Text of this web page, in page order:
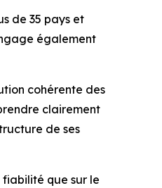
de 35 pays et
également
cohérente des
clairement
de ses
que sur le